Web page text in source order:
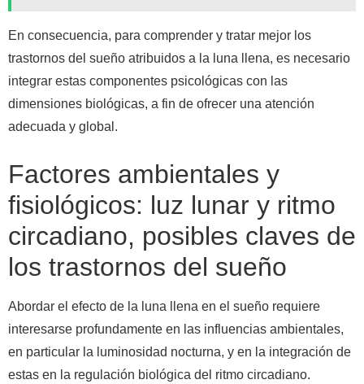
En consecuencia, para comprender y tratar mejor los
trastornos del sueño atribuidos a la luna llena, es necesario
integrar estas componentes psicológicas con las
dimensiones biológicas, a fin de ofrecer una atención
adecuada y global.
Factores ambientales y
fisiológicos: luz lunar y ritmo
circadiano, posibles claves de
los trastornos del sueño
Abordar el efecto de la luna llena en el sueño requiere
interesarse profundamente en las influencias ambientales,
en particular la luminosidad nocturna, y en la integración de
estas en la regulación biológica del ritmo circadiano.